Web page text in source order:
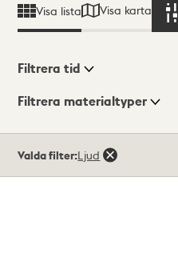
Visa lista Visa karta
Visningsläge
Filtrera tid
Filtrera materialtyper
träffar
Valda filter:Ljud